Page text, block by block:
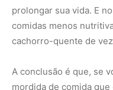
O Google lançou as
veículos que
Revista Amazôniae
em destaque.